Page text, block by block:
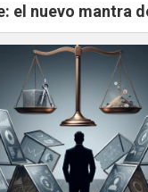
el nuevo mantra